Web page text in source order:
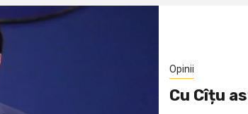
Opinii
Cu Cîțu